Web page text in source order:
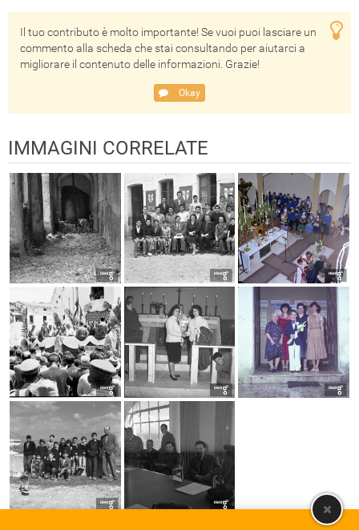
Il tuo contributo è molto importante! Se vuoi puoi lasciare un
commento alla scheda che stai consultando per aiutarci a
migliorare il contenuto delle informazioni. Grazie!
Okay
IMMAGINI CORRELATE